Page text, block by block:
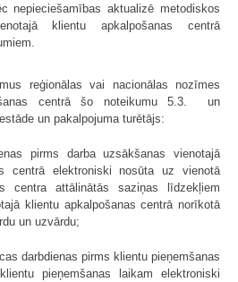
nepieciešamības aktualizē metodiskos
klientu apkalpošanas centrā
reģionālas vai nacionālas nozīmes
centrā šo noteikumu 5.3. un
un pakalpojuma turētājs:
pirms darba uzsākšanas vienotajā
centrā elektroniski nosūta uz vienotā
centra attālinātās saziņas līdzekļiem
klientu apkalpošanas centrā norīkotā
un uzvārdu;
darbdienas pirms klientu pieņemšanas
pieņemšanas laikam elektroniski